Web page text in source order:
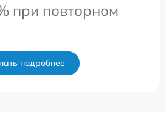
при повторном
подробнее